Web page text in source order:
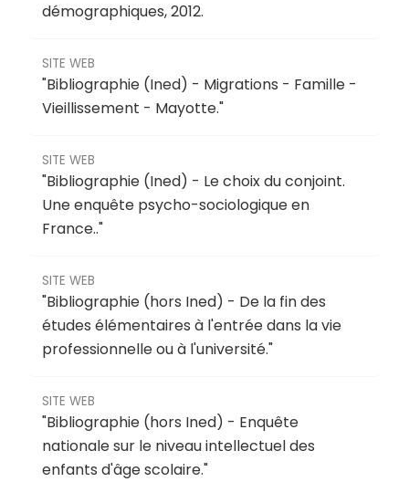
démographiques, 2012.
SITE WEB
"Bibliographie (Ined) - Migrations - Famille -
Vieillissement - Mayotte."
SITE WEB
"Bibliographie (Ined) - Le choix du conjoint.
Une enquête psycho-sociologique en
France.."
SITE WEB
"Bibliographie (hors Ined) - De la fin des
études élémentaires à l'entrée dans la vie
professionnelle ou à l'université."
SITE WEB
"Bibliographie (hors Ined) - Enquête
nationale sur le niveau intellectuel des
enfants d'âge scolaire."